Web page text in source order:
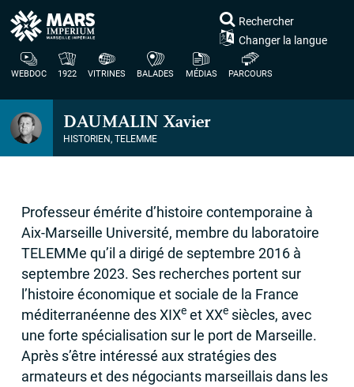
WEBDOC 1922 VITRINES BALADES MÉDIAS PARCOURS
Rechercher
Changer la langue
DAUMALIN Xavier
HISTORIEN, TELEMME
Professeur émérite d’histoire contemporaine à
Aix-Marseille Université, membre du laboratoire
TELEMMe qu’il a dirigé de septembre 2016 à
septembre 2023. Ses recherches portent sur
l’histoire économique et sociale de la France
méditerranéenne desXIXeetXXesiècles, avec
une forte spécialisation sur le port de Marseille.
Après s’être intéressé aux stratégies des
armateurs et des négociants marseillais dans les